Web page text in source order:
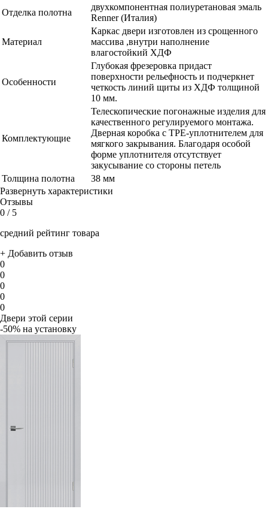
Отделка полотна
двухкомпонентная полиуретановая эмаль
Renner (Италия)
Материал
Каркас двери изготовлен из срощенного
массива ,внутри наполнение
влагостойкий ХДФ
Особенности
Глубокая фрезеровка придаст
поверхности рельефность и подчеркнет
четкость линий щиты из ХДФ толщиной
10 мм.
Комплектующие
Телескопические погонажные изделия для
качественного регулируемого монтажа.
Дверная коробка с TPE-уплотнителем для
мягкого закрывания. Благодаря особой
форме уплотнителя отсутствует
закусывание со стороны петель
Толщина полотна
38 мм
Развернуть характеристики
Отзывы
0 / 5
средний рейтинг товара
+ Добавить отзыв
0
0
0
0
0
Двери этой серии
-50% на установку